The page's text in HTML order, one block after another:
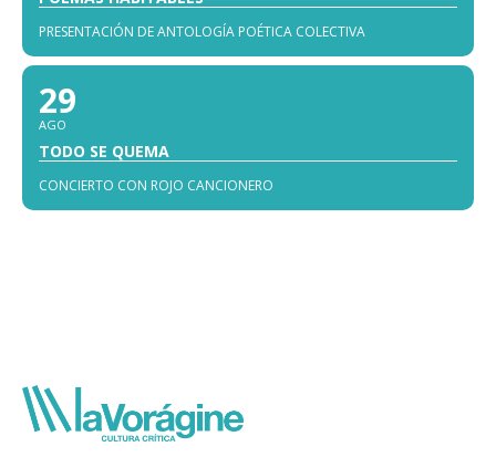
PRESENTACIÓN DE ANTOLOGÍA POÉTICA COLECTIVA
29
AGO
TODO SE QUEMA
CONCIERTO CON ROJO CANCIONERO